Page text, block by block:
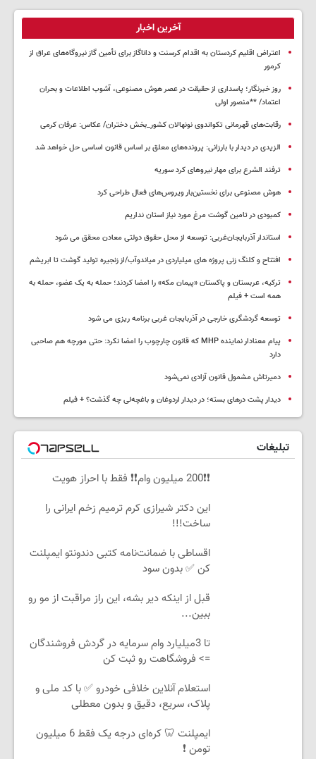
آخرین اخبار
اعتراض اقلیم کردستان به اقدام کرسنت و داناگاز برای تأمین گاز نیروگاه‌های عراق از
کرمور
روز خبرنگار؛ پاسداری از حقیقت در عصر هوش مصنوعی، آشوب اطلاعات و بحران
اعتماد/ **منصور اولی
رقابت‌های قهرمانی تکواندوی نونهالان کشور_بخش دختران/ عکاس: عرفان کرمی
الزیدی در دیدار با بارزانی: پرونده‌های معلق بر اساس قانون اساسی حل خواهد شد
ترفند الشرع برای مهار نیروهای کرد سوریه
هوش مصنوعی برای نخستین‌بار ویروس‌های فعال طراحی کرد
کمبودی در تامین گوشت مرغ مورد نیاز استان نداریم
استاندار آذربایجان‌غربی: توسعه از محل حقوق دولتی معادن محقق می شود
افتتاح و کلنگ زنی پروژه های میلیاردی در میاندوآب/از زنجیره تولید گوشت تا ابریشم
ترکیه، عربستان و پاکستان «پیمان مکه» را امضا کردند؛ حمله به یک عضو، حمله به
همه است + فیلم
توسعه گردشگری خارجی در آذربایجان غربی برنامه ریزی می شود
پیام معنادار نماینده MHP که قانون چارچوب را امضا نکرد: حتی مورچه هم صاحبی
دارد
دمیرتاش مشمول قانون آزادی نمی‌شود
دیدار پشت درهای بسته؛ در دیدار اردوغان و باغچه‌لی چه گذشت؟ + فیلم
تبلیغات
❗❗200 میلیون وام❗❗ فقط با احراز هویت
این دکتر شیرازی کرم ترمیم زخم ایرانی را
ساخت!!!
اقساطی با ضمانت‌نامه کتبی دندونتو ایمپلنت
کن ✅ بدون سود
قبل از اینکه دیر بشه، این راز مراقبت از مو رو
ببین...
تا 3میلیارد وام سرمایه در گردش فروشندگان
=> فروشگاهت رو ثبت کن
استعلام آنلاین خلافی خودرو ✅ با کد ملی و
پلاک، سریع، دقیق و بدون معطلی
ایمپلنت 🦷 کره‌ای درجه یک فقط 6 میلیون
تومن ❗